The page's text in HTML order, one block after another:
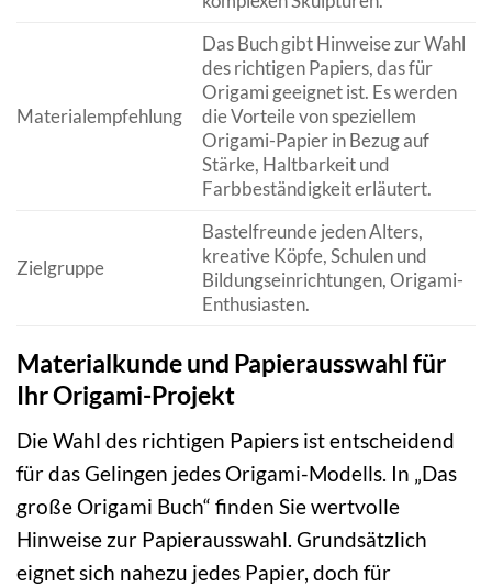
Materialempfehlung
Das Buch gibt Hinweise zur Wahl
des richtigen Papiers, das für
Origami geeignet ist. Es werden
die Vorteile von speziellem
Origami-Papier in Bezug auf
Stärke, Haltbarkeit und
Farbbeständigkeit erläutert.
Zielgruppe
Bastelfreunde jeden Alters,
kreative Köpfe, Schulen und
Bildungseinrichtungen, Origami-
Enthusiasten.
Materialkunde und Papierausswahl für
Ihr Origami-Projekt
Die Wahl des richtigen Papiers ist entscheidend
für das Gelingen jedes Origami-Modells. In „Das
große Origami Buch“ finden Sie wertvolle
Hinweise zur Papierausswahl. Grundsätzlich
eignet sich nahezu jedes Papier, doch für